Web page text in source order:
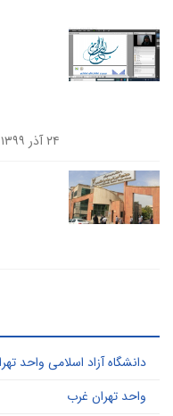
دانشگاه آزاد اسلامی واحد
واحد تهران غرب